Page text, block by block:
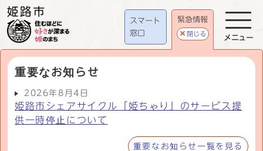
スマート
窓口
緊急情報
閉じる
重要なお知らせ
2026年8月4日
姫路市シェアサイクル「姫ちゃり」のサービス提
供一時停止について
重要なお知らせ一覧を見る
メニュー